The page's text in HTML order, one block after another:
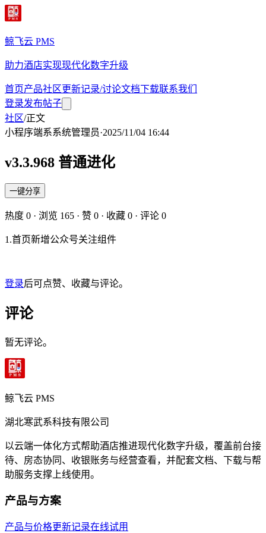
鲸飞云 PMS
助力酒店实现现代化数字升级
首页产品社区更新记录/讨论文档下载联系我们
登录发布帖子
社区/正文
小程序端系系统管理员·2025/11/04 16:44
v3.3.968 普通进化
一键分享
热度 0 · 浏览 165 · 赞 0 · 收藏 0 · 评论 0
1.首页新增公众号关注组件
登录后可点赞、收藏与评论。
评论
暂无评论。
鲸飞云 PMS
湖北寒武系科技有限公司
以云端一体化方式帮助酒店推进现代化数字升级，覆盖前台接
待、房态协同、收银账务与经营查看，并配套文档、下载与帮
助服务支撑上线使用。
产品与方案
产品与价格更新记录在线试用